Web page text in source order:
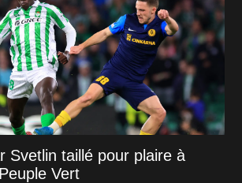
Svetlin taillé pour plaire à
Vert